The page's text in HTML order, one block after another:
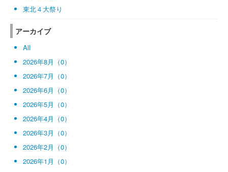
東北４大祭り
アーカイブ
All
2026年8月（0）
2026年7月（0）
2026年6月（0）
2026年5月（0）
2026年4月（0）
2026年3月（0）
2026年2月（0）
2026年1月（0）